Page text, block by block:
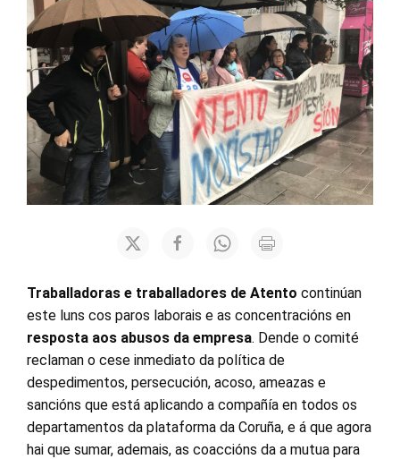
Traballadoras e traballadores de Atento continúan
este luns cos paros laborais e as concentracións en
resposta aos abusos da empresa. Dende o comité
reclaman o cese inmediato da política de
despedimentos, persecución, acoso, ameazas e
sancións que está aplicando a compañía en todos os
departamentos da plataforma da Coruña, e á que agora
hai que sumar, ademais, as coaccións da a mutua para